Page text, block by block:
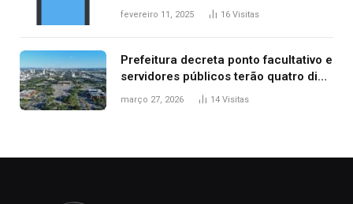
contra dois filhos, diz polícia
fevereiro 11, 2025 16 Visitas
Prefeitura decreta ponto facultativo e
servidores públicos terão quatro dias
de folga na Semana Santa
março 27, 2026 14 Visitas